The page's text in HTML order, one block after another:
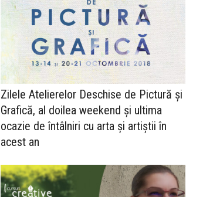
Zilele Atelierelor Deschise de Pictură și
Grafică, al doilea weekend și ultima
ocazie de întâlniri cu arta și artiștii în
acest an